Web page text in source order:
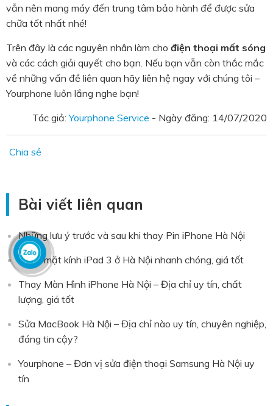
vẫn nên mang máy đến trung tâm bảo hành để được sửa
chữa tốt nhất nhé!
Trên đây là các nguyên nhân làm cho điện thoại mất sóng
và các cách giải quyết cho bạn. Nếu bạn vẫn còn thắc mắc
về những vấn đề liên quan hãy liên hệ ngay với chúng tôi –
Yourphone luôn lắng nghe bạn!
Tác giả:Yourphone Service - Ngày đăng: 14/07/2020
Chia sẻ
Bài viết liên quan
Những lưu ý trước và sau khi thay Pin iPhone Hà Nội
Thay mặt kính iPad 3 ở Hà Nội nhanh chóng, giá tốt
Thay Màn Hình iPhone Hà Nội – Địa chỉ uy tín, chất
lượng, giá tốt
Sửa MacBook Hà Nội – Địa chỉ nào uy tín, chuyên nghiệp,
đáng tin cậy?
Yourphone – Đơn vị sửa điện thoại Samsung Hà Nội uy
tín